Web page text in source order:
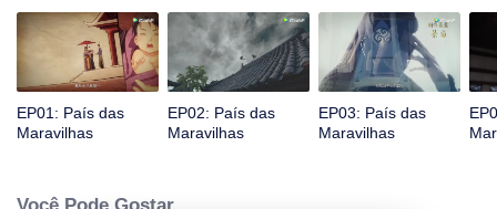
Demônio e Ye Xingyun.
EP01: País das
Maravilhas
EP02: País das
Maravilhas
EP03: País das
Maravilhas